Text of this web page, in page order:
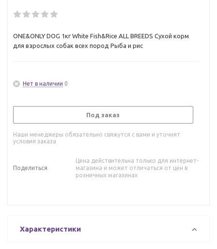
ONE&ONLY DOG 1кг White Fish&Rice ALL BREEDS Сухой корм
для взрослых собак всех пород Рыба и рис
Нет в наличии 0
Под заказ
Наши менеджеры обязательно свяжутся с вами и уточнят
условия заказа
Поделиться
Цена действительна только для интернет-
магазина и может отличаться от цен в
розничных магазинах
Характеристики